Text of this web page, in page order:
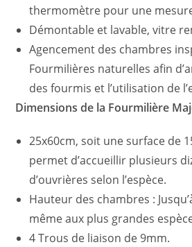
thermomètre pour une
Démontable et lavable, vitre
Agencement des chambres
Fourmilières naturelles afin
des fourmis et l’utilisation de
Dimensions de la Fourmilière
25x60cm, soit une surface de
permet d’accueillir plusieurs
d’ouvrières selon l’espèce.
Hauteur des chambres :
même aux plus grandes
4 Trous de liaison de 9mm.